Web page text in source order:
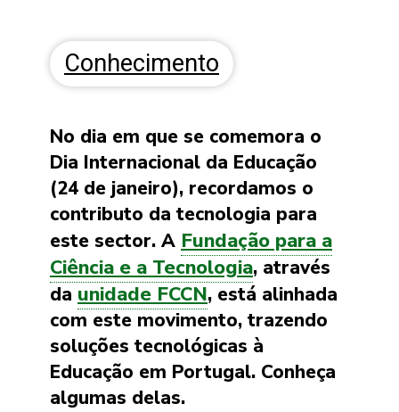
Conhecimento
No dia em que se comemora o
Dia Internacional da Educação
(24 de janeiro), recordamos o
contributo da tecnologia para
este sector. A Fundação para a
Ciência e a Tecnologia, através
da unidade FCCN, está alinhada
com este movimento, trazendo
soluções tecnológicas à
Educação em Portugal. Conheça
algumas delas.